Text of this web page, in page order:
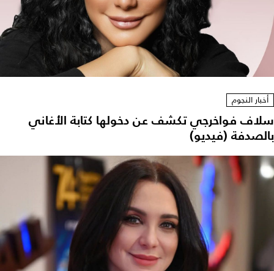
أخبار النجوم
سلاف فواخرجي تكشف عن دخولها كتابة الأغاني
بالصدفة (فيديو)